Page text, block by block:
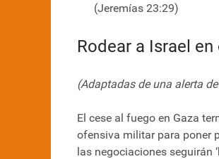
(Jeremías 23:29)
Rodear a Israel
(Adaptadas de una alerta
El cese al fuego en Gaza
ofensiva militar para poner
las negociaciones seguirán